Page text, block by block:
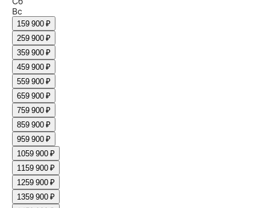
Вс
159 900 ₽
259 900 ₽
359 900 ₽
459 900 ₽
559 900 ₽
659 900 ₽
759 900 ₽
859 900 ₽
959 900 ₽
1059 900 ₽
1159 900 ₽
1259 900 ₽
1359 900 ₽